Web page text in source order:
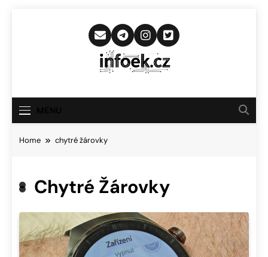
Infoek.cz
Novinkám
Home chytré žárovky
Chytré Žárovky